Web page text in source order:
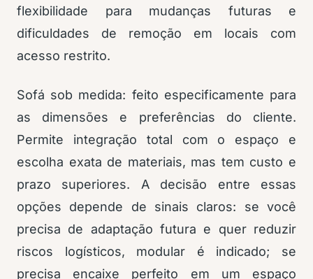
flexibilidade para mudanças futuras e
dificuldades de remoção em locais com
acesso restrito.
Sofá sob medida: feito especificamente para
as dimensões e preferências do cliente.
Permite integração total com o espaço e
escolha exata de materiais, mas tem custo e
prazo superiores. A decisão entre essas
opções depende de sinais claros: se você
precisa de adaptação futura e quer reduzir
riscos logísticos, modular é indicado; se
precisa encaixe perfeito em um espaço